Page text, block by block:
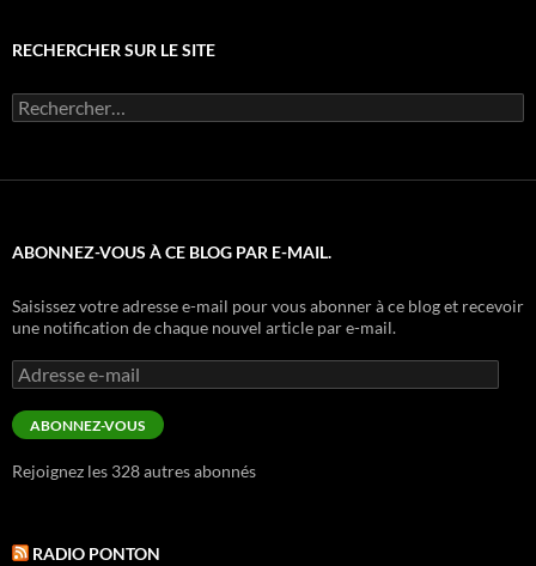
RECHERCHER SUR LE SITE
Rechercher :
ABONNEZ-VOUS À CE BLOG PAR E-MAIL.
Saisissez votre adresse e-mail pour vous abonner à ce blog et recevoir
une notification de chaque nouvel article par e-mail.
Adresse
e-
mail
ABONNEZ-VOUS
Rejoignez les 328 autres abonnés
RADIO PONTON